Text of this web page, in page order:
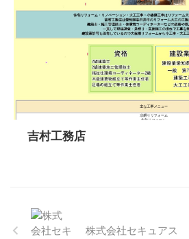
吉村工務店
株式会社セキュアス